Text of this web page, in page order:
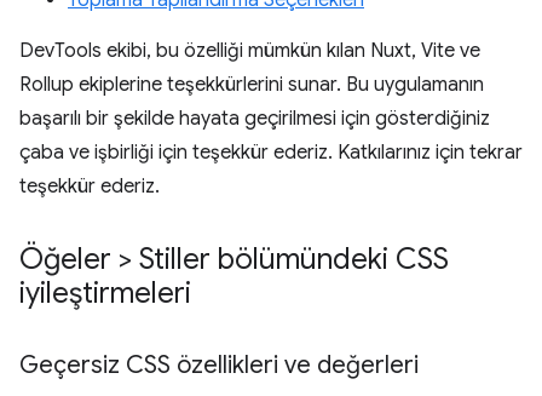
DevTools ekibi, bu özelliği mümkün kılan Nuxt, Vite ve
Rollup ekiplerine teşekkürlerini sunar. Bu uygulamanın
başarılı bir şekilde hayata geçirilmesi için gösterdiğiniz
çaba ve işbirliği için teşekkür ederiz. Katkılarınız için tekrar
teşekkür ederiz.
Öğeler > Stiller bölümündeki CSS
iyileştirmeleri
Geçersiz CSS özellikleri ve değerleri